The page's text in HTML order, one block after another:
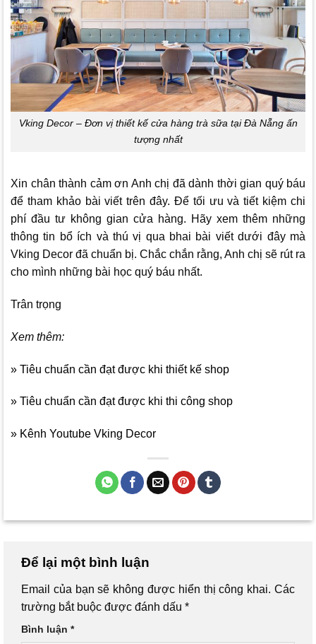
Vking Decor – Đơn vị thiết kế cửa hàng trà sữa tại Đà Nẵng ấn
tượng nhất
Xin chân thành cảm ơn Anh chị đã dành thời gian quý báu
để tham khảo bài viết trên đây. Để tối ưu và tiết kiệm chi
phí đầu tư không gian cửa hàng. Hãy xem thêm những
thông tin bổ ích và thú vị qua bhai bài viết dưới đây mà
Vking Decor đã chuẩn bị. Chắc chắn rằng, Anh chị sẽ rút ra
cho mình những bài học quý báu nhất.
Trân trọng
Xem thêm:
» Tiêu chuẩn cần đạt được khi thiết kế shop
» Tiêu chuẩn cần đạt được khi thi công shop
» Kênh Youtube Vking Decor
Để lại một bình luận
Email của bạn sẽ không được hiển thị công khai. Các
trường bắt buộc được đánh dấu *
Bình luận *